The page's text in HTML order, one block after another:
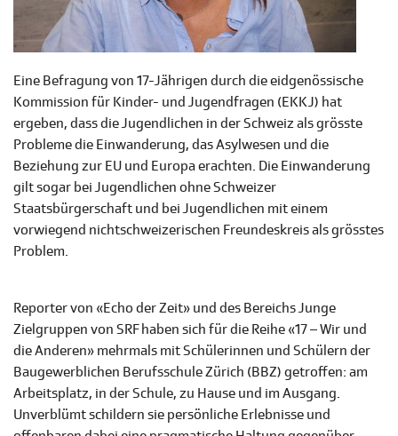
Eine Befragung von 17-Jährigen durch die eidgenössische
Kommission für Kinder- und Jugendfragen (EKKJ) hat
ergeben, dass die Jugendlichen in der Schweiz als grösste
Probleme die Einwanderung, das Asylwesen und die
Beziehung zur EU und Europa erachten. Die Einwanderung
gilt sogar bei Jugendlichen ohne Schweizer
Staatsbürgerschaft und bei Jugendlichen mit einem
vorwiegend nichtschweizerischen Freundeskreis als grösstes
Problem.
Reporter von «Echo der Zeit» und des Bereichs Junge
Zielgruppen von SRF haben sich für die Reihe «17 – Wir und
die Anderen» mehrmals mit Schülerinnen und Schülern der
Baugewerblichen Berufsschule Zürich (BBZ) getroffen: am
Arbeitsplatz, in der Schule, zu Hause und im Ausgang.
Unverblümt schildern sie persönliche Erlebnisse und